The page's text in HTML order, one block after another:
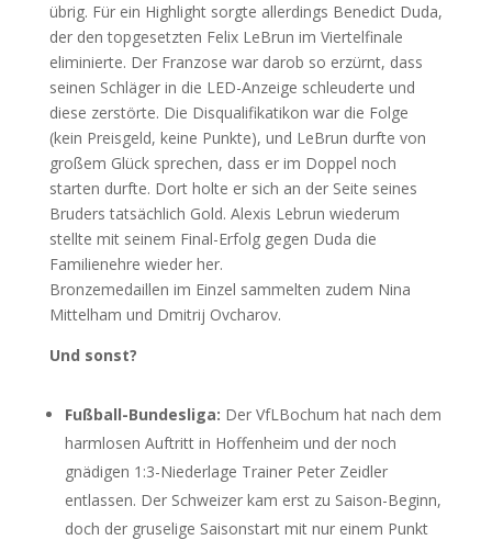
übrig. Für ein Highlight sorgte allerdings Benedict Duda,
der den topgesetzten Felix LeBrun im Viertelfinale
eliminierte. Der Franzose war darob so erzürnt, dass
seinen Schläger in die LED-Anzeige schleuderte und
diese zerstörte. Die Disqualifikatikon war die Folge
(kein Preisgeld, keine Punkte), und LeBrun durfte von
großem Glück sprechen, dass er im Doppel noch
starten durfte. Dort holte er sich an der Seite seines
Bruders tatsächlich Gold. Alexis Lebrun wiederum
stellte mit seinem Final-Erfolg gegen Duda die
Familienehre wieder her.
Bronzemedaillen im Einzel sammelten zudem Nina
Mittelham und Dmitrij Ovcharov.
Und sonst?
Fußball-Bundesliga: Der VfLBochum hat nach dem
harmlosen Auftritt in Hoffenheim und der noch
gnädigen 1:3-Niederlage Trainer Peter Zeidler
entlassen. Der Schweizer kam erst zu Saison-Beginn,
doch der gruselige Saisonstart mit nur einem Punkt